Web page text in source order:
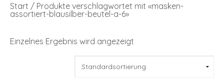
Start / Produkte verschlagwortet mit «masken-
assortiert-blausilber-beutel-a-6»
Einzelnes Ergebnis wird angezeigt